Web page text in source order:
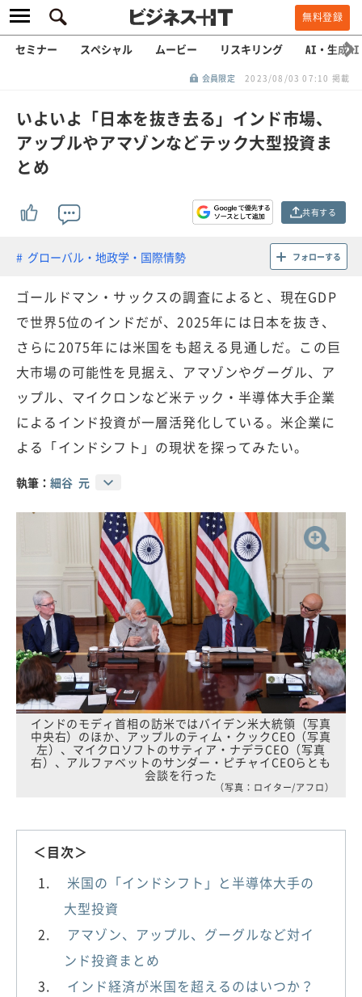
無料登録
セミナー スペシャル ムービー リスキリング AI・生成AI
会員限定 2023/08/03 07:10 掲載
いよいよ「日本を抜き去る」インド市場、
アップルやアマゾンなどテック大型投資ま
とめ
共有する
グローバル・地政学・国際情勢 フォローする
ゴールドマン・サックスの調査によると、現在GDP
で世界5位のインドだが、2025年には日本を抜き、
さらに2075年には米国をも超える見通しだ。この巨
大市場の可能性を見据え、アマゾンやグーグル、ア
ップル、マイクロンなど米テック・半導体大手企業
によるインド投資が一層活発化している。米企業に
よる「インドシフト」の現状を探ってみたい。
執筆： 細谷 元
インドのモディ首相の訪米ではバイデン米大統領（写真
中央右）のほか、アップルのティム・クックCEO（写真
左）、マイクロソフトのサティア・ナデラCEO（写真
右）、アルファベットのサンダー・ピチャイCEOらとも
会談を行った
（写真：ロイター/アフロ）
＜目次＞
米国の「インドシフト」と半導体大手の
大型投資
アマゾン、アップル、グーグルなど対イ
ンド投資まとめ
インド経済が米国を超えるのはいつか？